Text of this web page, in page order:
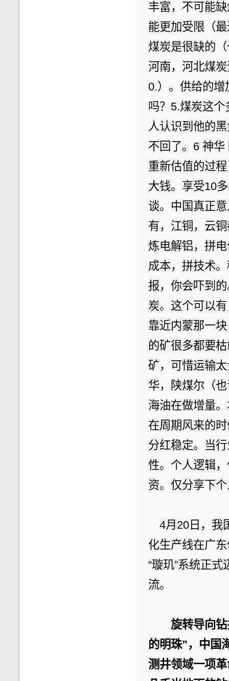
丰富，不可能
能更加受限（
煤炭是很缺的
河南，河北煤
0.）。供给的
吗？5.煤炭这
人认识到他的
不回了。6 神
重新估值的过
大钱。享受10
谈。中国真正
有，江铜，云
炼电解铝，拼
成本，拼技术
报，你会吓到
炭。这个可以
靠近内蒙那一
的矿很多都要
矿，可惜运输
华，陕煤尔（
海油在做增量
在周期风来的
分红稳定。当
性。个人逻辑
资。仅分享下
4月20日，我
化生产线在广
“璇玑”系统正
流。
旋转导向
的明珠”，中国
测井领域一项